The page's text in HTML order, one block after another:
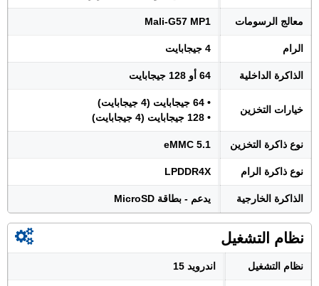
معالج الرسومات Mali-G57 MP1
الرام 4 جيجابايت
الذاكرة الداخلية 64 أو 128 جيجابايت
خيارات التخزين
• 64 جيجابايت (4 جيجابايت)
• 128 جيجابايت (4 جيجابايت)
نوع ذاكرة التخزين eMMC 5.1
نوع ذاكرة الرام LPDDR4X
الذاكرة الخارجية يدعم - بطاقة MicroSD
نظام التشغيل
نظام التشغيل اندرويد 15